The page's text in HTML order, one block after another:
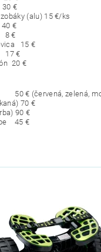
€
(alu) 15 €/ks
€
8 €
15 €
€
€
(červená, zelená,
70 €
90 €
45 €